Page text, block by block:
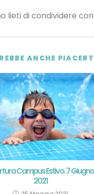
lieti di condividere
ANCHE
Campus Estivo. 7 Giugno
2021